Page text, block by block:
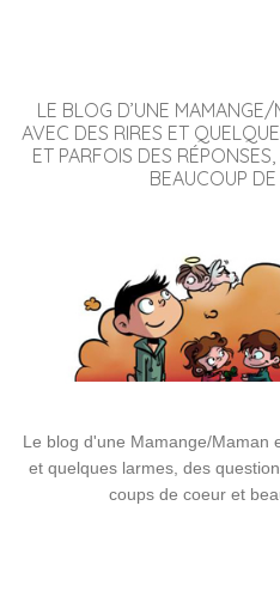
LE BLOG D’UNE
AVEC DES RIRES ET
ET PARFOIS DES
BEAUCOUP
Le blog d'une Mamange/Maman
et quelques larmes, des
coups de coeur et